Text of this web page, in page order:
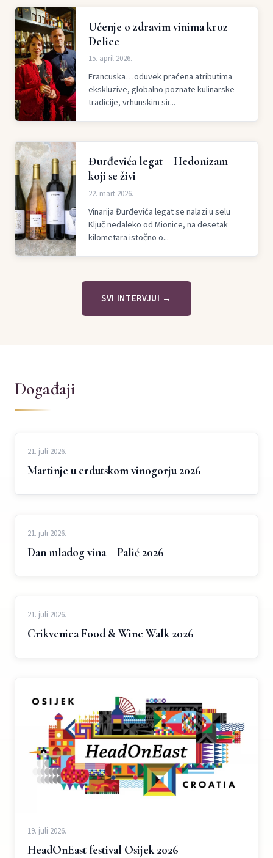
Učenje o zdravim vinima kroz
Delice
15. april 2026.
Francuska…oduvek praćena atributima
ekskluzive, globalno poznate kulinarske
tradicije, vrhunskim sir...
Đurđevića legat – Hedonizam
koji se živi
22. mart 2026.
Vinarija Đurđevića legat se nalazi u selu
Ključ nedaleko od Mionice, na desetak
kilometara istočno o...
SVI INTERVJUI →
Događaji
21. juli 2026.
Martinje u erdutskom vinogorju 2026
21. juli 2026.
Dan mladog vina – Palić 2026
21. juli 2026.
Crikvenica Food & Wine Walk 2026
19. juli 2026.
HeadOnEast festival Osijek 2026